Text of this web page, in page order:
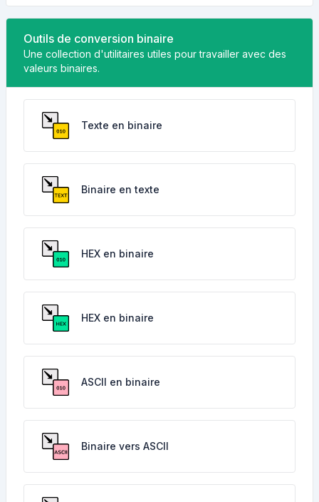
Outils de conversion binaire
Une collection d'utilitaires utiles pour travailler avec des
valeurs binaires.
Texte en binaire
Binaire en texte
HEX en binaire
HEX en binaire
ASCII en binaire
Binaire vers ASCII